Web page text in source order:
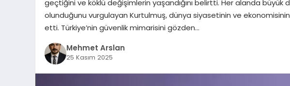
geçtiğini ve köklü değişimlerin yaşandığını belirtti. Her alanda büyük
olunduğunu vurgulayan Kurtulmuş, dünya siyasetinin ve
etti. Türkiye’nin güvenlik mimarisini gözden…
Mehmet Arslan
25 Kasım 2025